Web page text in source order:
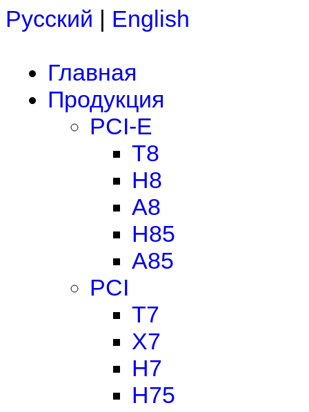
Русский | English
Главная
Продукция
PCI-E
T8
H8
A8
H85
A85
PCI
T7
X7
H7
H75